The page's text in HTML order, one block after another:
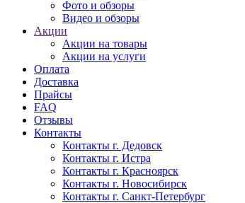
Фото и обзоры
Видео и обзоры
Акции
Акции на товары
Акции на услуги
Оплата
Доставка
Прайсы
FAQ
Отзывы
Контакты
Контакты г. Дедовск
Контакты г. Истра
Контакты г. Красноярск
Контакты г. Новосибирск
Контакты г. Санкт-Петербург